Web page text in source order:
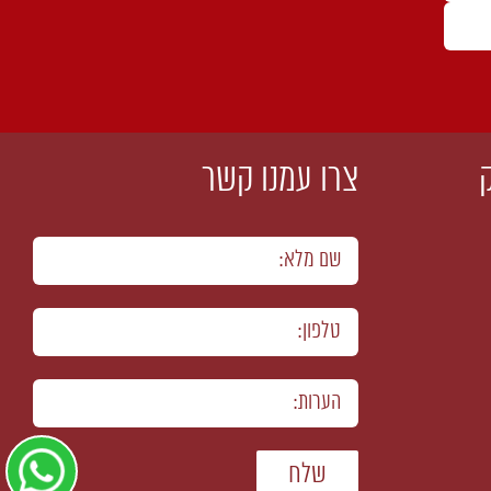
צרו עמנו קשר